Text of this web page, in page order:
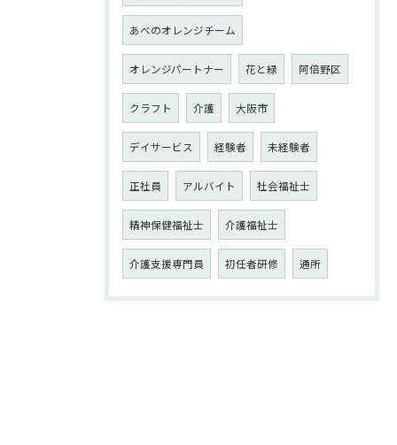
あべのオレンジチーム
オレンジパートナー 花と緑 阿倍野区
クラフト 介護 大阪市
デイサービス 経験者 未経験者
正社員 アルバイト 社会福祉士
精神保健福祉士 介護福祉士
介護支援専門員 初任者研修 通所